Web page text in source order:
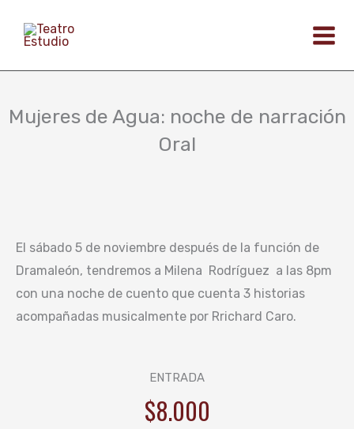
Mujeres de Agua: noche de narración
Oral
El sábado 5 de noviembre después de la función de
Dramaleón, tendremos a Milena Rodríguez a las 8pm
con una noche de cuento que cuenta 3 historias
acompañadas musicalmente por Rrichard Caro.
ENTRADA
$8.000